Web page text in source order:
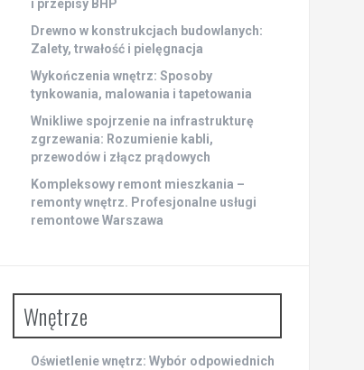
i przepisy BHP
Drewno w konstrukcjach budowlanych:
Zalety, trwałość i pielęgnacja
Wykończenia wnętrz: Sposoby
tynkowania, malowania i tapetowania
Wnikliwe spojrzenie na infrastrukturę
zgrzewania: Rozumienie kabli,
przewodów i złącz prądowych
Kompleksowy remont mieszkania –
remonty wnętrz. Profesjonalne usługi
remontowe Warszawa
Wnętrze
Oświetlenie wnętrz: Wybór odpowiednich